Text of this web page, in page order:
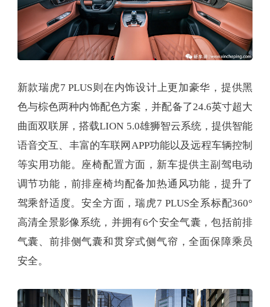
新款瑞虎7 PLUS则在内饰设计上更加豪华，提供黑
色与棕色两种内饰配色方案，并配备了24.6英寸超大
曲面双联屏，搭载LION 5.0雄狮智云系统，提供智能
语音交互、丰富的车联网APP功能以及远程车辆控制
等实用功能。座椅配置方面，新车提供主副驾电动
调节功能，前排座椅均配备加热通风功能，提升了
驾乘舒适度。安全方面，瑞虎7 PLUS全系标配360°
高清全景影像系统，并拥有6个安全气囊，包括前排
气囊、前排侧气囊和贯穿式侧气帘，全面保障乘员
安全。